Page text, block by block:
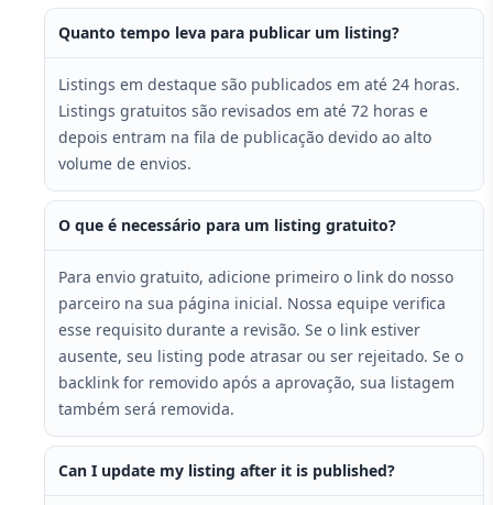
Quanto tempo leva para publicar um listing?
Listings em destaque são publicados em até 24 horas.
Listings gratuitos são revisados em até 72 horas e
depois entram na fila de publicação devido ao alto
volume de envios.
O que é necessário para um listing gratuito?
Para envio gratuito, adicione primeiro o link do nosso
parceiro na sua página inicial. Nossa equipe verifica
esse requisito durante a revisão. Se o link estiver
ausente, seu listing pode atrasar ou ser rejeitado. Se o
backlink for removido após a aprovação, sua listagem
também será removida.
Can I update my listing after it is published?